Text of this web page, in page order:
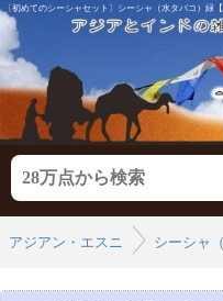
〔初めてのシーシャセット〕シーシャ（水タバコ）緑
アジアン・エスニックなインテ
シーシャ